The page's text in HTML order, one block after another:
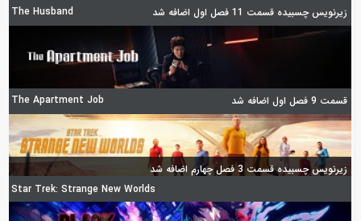
زیرنویس چسبیده قسمت 11 فصل اول اضافه شد The Husband
قسمت 9 فصل اول اضافه شد The Apartment Job
زیرنویس چسبیده قسمت 3 فصل چهارم اضافه شد
Star Trek: Strange New Worlds